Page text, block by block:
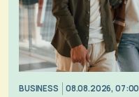
BUSINESS 08.08.2026, 07:00